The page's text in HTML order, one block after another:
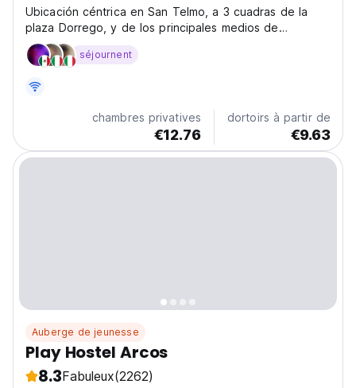
Ubicación céntrica en San Telmo, a 3 cuadras de la
plaza Dorrego, y de los principales medios de
transporte público.
séjournent
chambres privatives
€12.76
dortoirs à partir de
€9.63
Auberge de jeunesse
Play Hostel Arcos
8.3Fabuleux(2262)